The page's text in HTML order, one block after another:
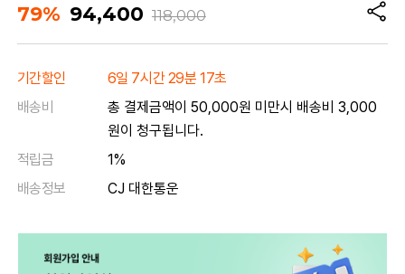
79% 94,400 118,000
기간할인
6일 7시간 29분 17초
배송비
총 결제금액이 50,000원 미만시 배송비 3,000
원이 청구됩니다.
적립금
1%
배송정보
CJ 대한통운